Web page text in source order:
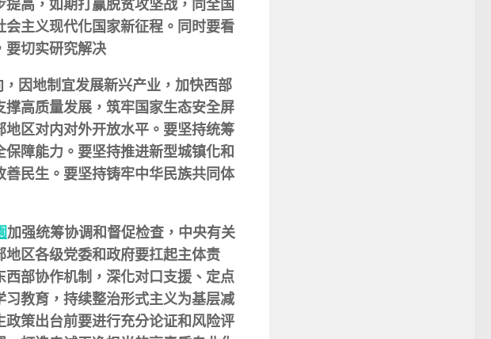
高，如期打赢脱贫攻坚战，同全国
主义现代化国家新征程。同时要看
要切实研究解决
因地制宜发展新兴产业，加快西部
高质量发展，筑牢国家生态安全屏
区对内对外开放水平。要坚持统筹
障能力。要坚持推进新型城镇化和
民生。要坚持铸牢中华民族共同体
加强统筹协调和督促检查，中央有关
区各级党委和政府要扛起主体责
部协作机制，深化对口支援、定点
教育，持续整治形式主义为基层减
策出台前要进行充分论证和风险评